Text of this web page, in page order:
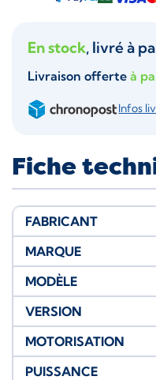
En stock, livré à
Livraison offerte à
Infos
Fiche
FABRICANT
MARQUE
MODÈLE
VERSION
MOTORISATION
PUISSANCE